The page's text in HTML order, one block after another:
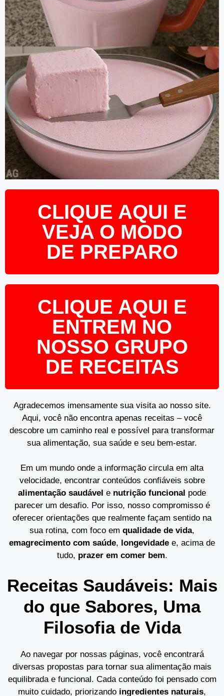
CLIQUE AQUI E
VEJA O MODO
DE PREPARO
CLIQUE AQUI E
ENTREM NO
NOSSO GRUPO
DE RECEITAS
Agradecemos imensamente sua visita ao nosso site.
Aqui, você não encontra apenas receitas – você
descobre um caminho real e possível para transformar
sua alimentação, sua saúde e seu bem-estar.
Em um mundo onde a informação circula em alta
velocidade, encontrar conteúdos confiáveis sobre
alimentação saudável e nutrição funcional pode
parecer um desafio. Por isso, nosso compromisso é
oferecer orientações que realmente façam sentido na
sua rotina, com foco em qualidade de vida,
emagrecimento com saúde, longevidade e, acima de
tudo, prazer em comer bem.
Receitas Saudáveis: Mais
do que Sabores, Uma
Filosofia de Vida
Ao navegar por nossas páginas, você encontrará
diversas propostas para tornar sua alimentação mais
equilibrada e funcional. Cada conteúdo foi pensado com
muito cuidado, priorizando ingredientes naturais,